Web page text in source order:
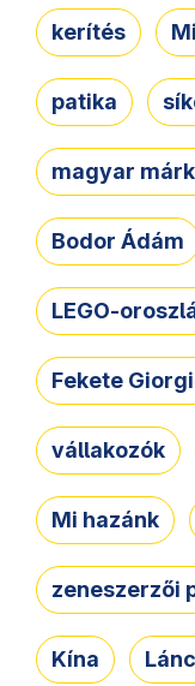
kerítés
patika
magyar
Bodor Ádám
LEGO-
Fekete
vállakozók
Mi hazánk
zeneszerzői
Kína